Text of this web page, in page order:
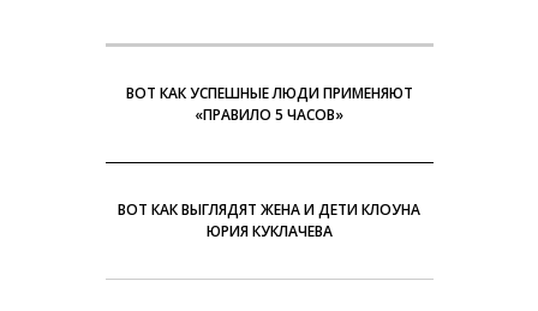
ВОТ КАК УСПЕШНЫЕ ЛЮДИ ПРИМЕНЯЮТ
«ПРАВИЛО 5 ЧАСОВ»
ВОТ КАК ВЫГЛЯДЯТ ЖЕНА И ДЕТИ КЛОУНА
ЮРИЯ КУКЛАЧЕВА